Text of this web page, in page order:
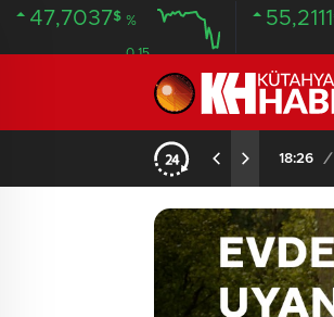
47,7037$ %
0.15
55,2111
18:26 /